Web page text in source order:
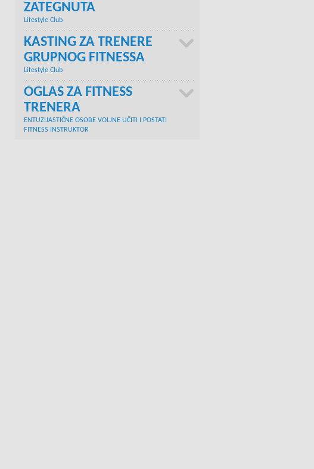
ZATEGNUTA
Lifestyle Club
KASTING ZA TRENERE
GRUPNOG FITNESSA
Lifestyle Club
OGLAS ZA FITNESS
TRENERA
ENTUZIJASTIČNE OSOBE VOLJNE UČITI I POSTATI
FITNESS INSTRUKTOR